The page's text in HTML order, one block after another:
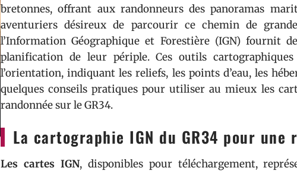
bretonnes, offrant aux randonneurs des panoramas
aventuriers désireux de parcourir ce chemin de
l’Information Géographique et Forestière (IGN) fournit
planification de leur périple. Ces outils
l’orientation, indiquant les reliefs, les points d’eau, les
quelques conseils pratiques pour utiliser au mieux les
randonnée sur le GR34.
La cartographie IGN du GR34 pour une
Les cartes IGN, disponibles pour téléchargement,